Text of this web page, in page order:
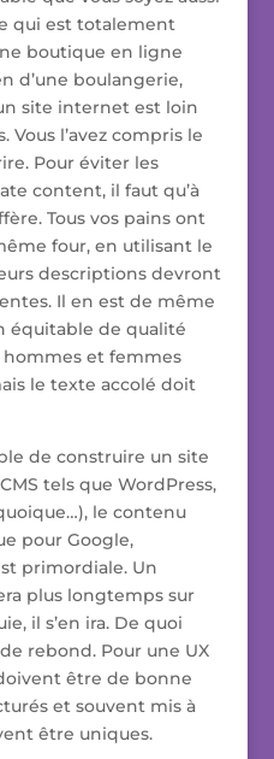
qui est totalement
boutique en ligne
d’une boulangerie,
site internet est loin
Vous l’avez compris le
Pour éviter les
content, il faut qu’à
Tous vos pains ont
four, en utilisant le
descriptions devront
Il en est de même
équitable de qualité
hommes et femmes
le texte accolé doit
de construire un site
tels que WordPress,
le contenu
pour Google,
primordiale. Un
plus longtemps sur
il s’en ira. De quoi
rebond. Pour une UX
être de bonne
et souvent mis à
être uniques.